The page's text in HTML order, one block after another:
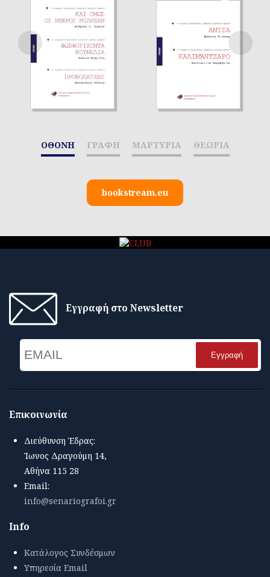
ΟΘΟΝΗ ΓΡΑΦΗ ΜΑΡΤΥΡΙΑ ΘΕΩΡΙΑ
bookstream.eu
Εγγραφή στο Newsletter
Name
Επικοινωνία
Διεύθυνση Έδρας:
Ίωνος Δραγούμη 14,
Αθήνα 115 28
Email:
info@senariografoi.gr
Info
Κατάλογος Συνδέσμων
Υπηρεσία Email